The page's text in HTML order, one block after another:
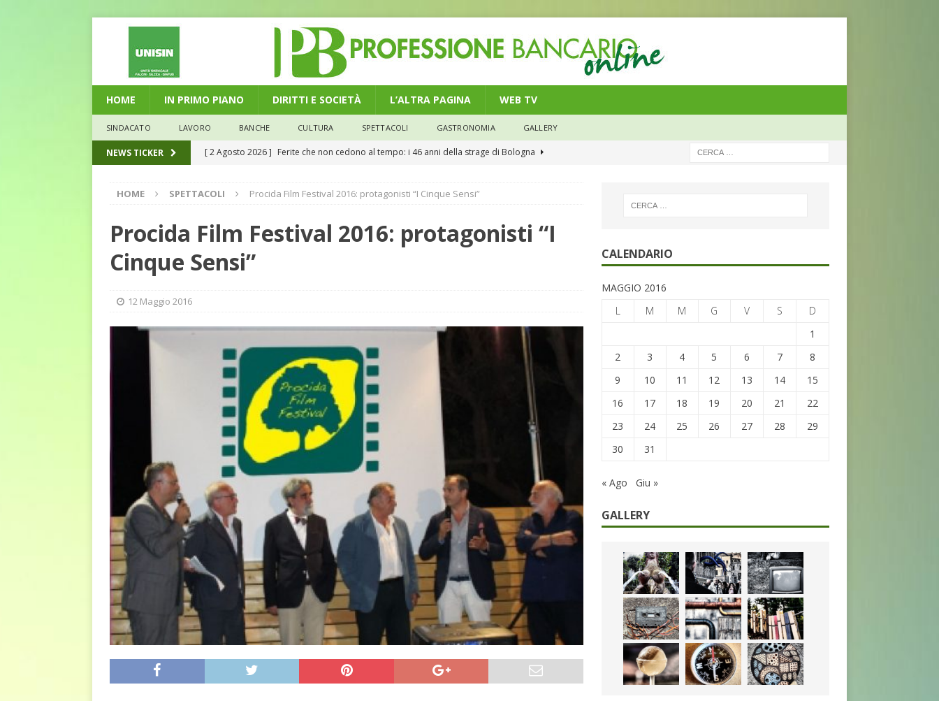
HOME IN PRIMO PIANO DIRITTI E SOCIETÀ L’ALTRA PAGINA WEB TV
SINDACATO LAVORO BANCHE CULTURA SPETTACOLI GASTRONOMIA GALLERY
NEWS TICKER [ 2 Agosto 2026 ] Ferite che non cedono al tempo: i 46 anni della strage di Bologna
[ 29 Luglio 2026 ] Marche: un modello di equilibrio nel credito. Debiti più leggeri e rate sotto
la media nazionale
ECONOMIA
L’Umbria e il credito: più finanziamenti della media nazionale, ma rate e
debiti sono più leggeri
Estate e caregiver: la sfida quotidiana dell’assistenza tra ferie e rinunce
DIRITTI E SOCIETÀ
HOME SPETTACOLI Procida Film Festival 2016: protagonisti “I Cinque Sensi”
Procida Film Festival 2016: protagonisti “I
Cinque Sensi”
12 Maggio 2016
CALENDARIO
MAGGIO 2016
L
M M G V S
D
1
2
3 4 5 6 7
8
9
10 11 12 13 14
15
16
17 18 19 20 21
22
23
24 25 26 27 28
29
30
31
« Ago Giu »
GALLERY